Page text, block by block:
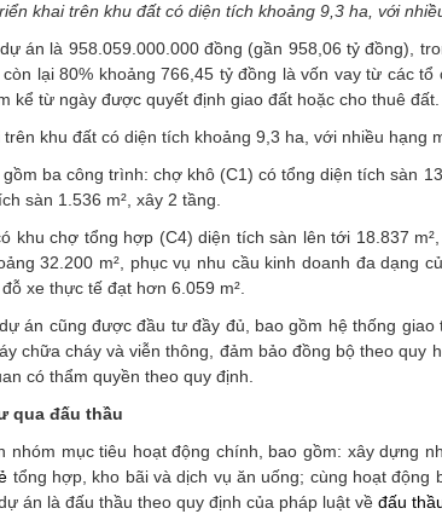
khai trên khu đất có diện tích khoảng 9,3 ha, với
án là 958.059.000.000 đồng (gần 958,06 tỷ đồng),
lại 80% khoảng 766,45 tỷ đồng là vốn vay từ các
kể từ ngày được quyết định giao đất hoặc cho thuê đất.
khu đất có diện tích khoảng 9,3 ha, với nhiều hạng
ba công trình: chợ khô (C1) có tổng diện tích sàn
sàn 1.536 m², xây 2 tầng.
khu chợ tổng hợp (C4) diện tích sàn lên tới 18.837
32.200 m², phục vụ nhu cầu kinh doanh đa dạng
xe thực tế đạt hơn 6.059 m².
án cũng được đầu tư đầy đủ, bao gồm hệ thống
chữa cháy và viễn thông, đảm bảo đồng bộ theo
có thẩm quyền theo quy định.
qua đấu thầu
nhóm mục tiêu hoạt động chính, bao gồm: xây dựng
tổng hợp, kho bãi và dịch vụ ăn uống; cùng hoạt
án là đấu thầu theo quy định của pháp luật về đấu